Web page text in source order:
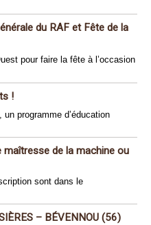
du RAF et Fête de la
pour faire la fête à l’occasion
!
programme d’éducation
maîtresse de la machine ou
sont dans le
– BÉVENNOU (56)